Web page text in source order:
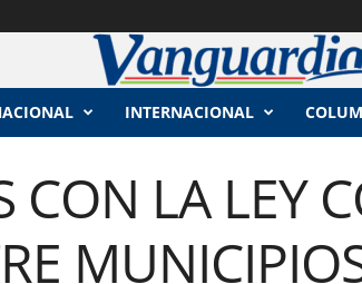
INTERNACIONAL
CON LA LEY